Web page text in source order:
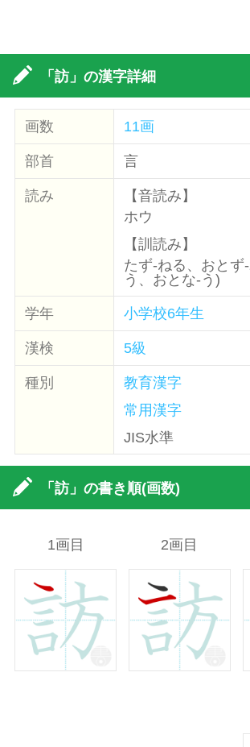
「訪」の漢字詳細
画数 11画
部首 言
読み
【音読み】
ホウ
【訓読み】
たず-ねる、おとず
う、おとな-う)
学年 小学校6年生
漢検 5級
種別
教育漢字
常用漢字
JIS水準
「訪」の書き順(画数)
1画目 2画目